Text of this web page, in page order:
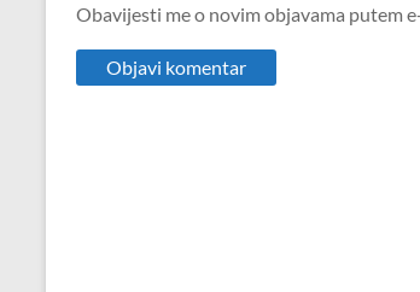
Obavijesti me o novim objavama putem